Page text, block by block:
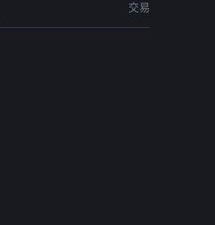
交易